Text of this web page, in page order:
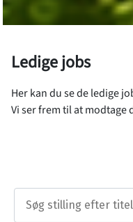
Ledige jobs
Her kan du se de ledige
Vi ser frem til at modtage